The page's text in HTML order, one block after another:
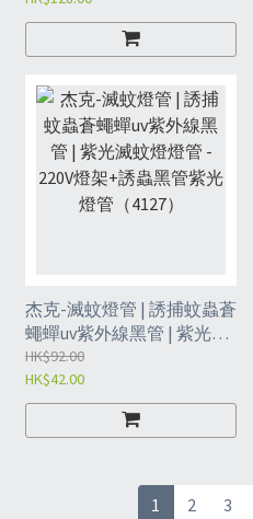
杰克-滅蚊燈管 | 誘捕蚊蟲蒼
蠅蟬uv紫外線黑管 | 紫光滅
蚊燈燈管 - 220V燈架+誘蟲
黑管紫光燈管（4127）
HK$92.00
HK$42.00
1 2 3